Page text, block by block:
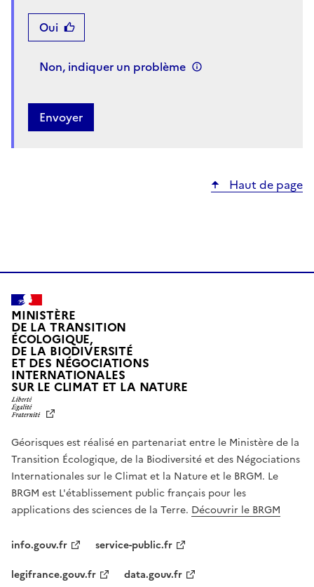
Oui
Non, indiquer un problème
Haut de page
MINISTÈRE
DE LA TRANSITION
ÉCOLOGIQUE,
DE LA BIODIVERSITÉ
ET DES NÉGOCIATIONS
INTERNATIONALES
SUR LE CLIMAT ET LA NATUREL
T
É
,
É
G
A
L
F
Géorisques est réalisé en partenariat entre le Ministère de la
Transition Écologique, de la Biodiversité et des Négociations
Internationales sur le Climat et la Nature et le BRGM. Le
BRGM est L'établissement public français pour les
applications des sciences de la Terre. Découvrir le BRGM
info.gouv.fr
service-public.fr
legifrance.gouv.fr
data.gouv.fr